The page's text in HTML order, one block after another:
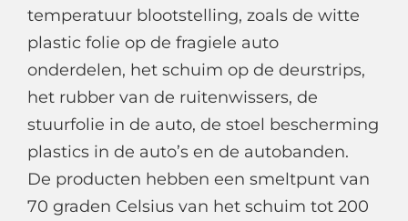
temperatuur blootstelling, zoals de witte
plastic folie op de fragiele auto
onderdelen, het schuim op de deurstrips,
het rubber van de ruitenwissers, de
stuurfolie in de auto, de stoel bescherming
plastics in de auto’s en de autobanden.
De producten hebben een smeltpunt van
70 graden Celsius van het schuim tot 200